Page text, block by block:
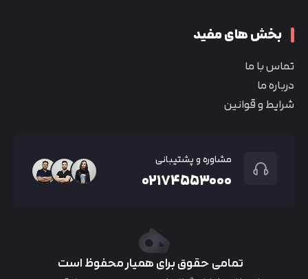
بخش های مفید
تماس با ما
درباره ما
شرایط و قوانین
مشاوره و پشتیبانی
۰۲۱۷۴۵۵۳۰۰۰
تمامی حقوق برای همیار محفوظ است